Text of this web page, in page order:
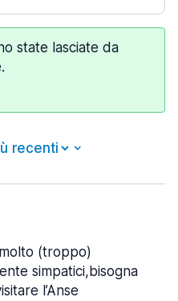
state lasciate da
(troppo)
simpatici,bisogna
l’Anse